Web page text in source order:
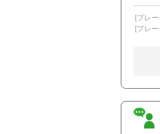
[プレー
[プレ